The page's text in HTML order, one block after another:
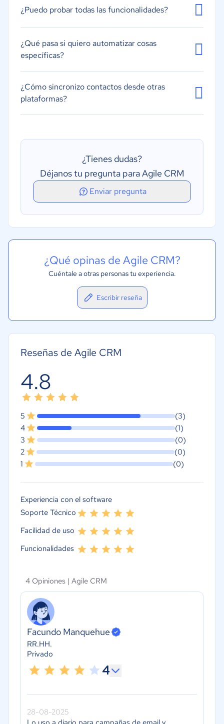
¿Puedo probar todas las funcionalidades?
¿Qué pasa si quiero automatizar cosas
específicas?
¿Cómo sincronizo contactos desde otras
plataformas?
¿Tienes dudas?
Déjanos tu pregunta para Agile CRM
Enviar pregunta
¿Qué opinas de Agile CRM?
Cuéntale a otras personas tu experiencia.
Escribir reseña
Reseñas de Agile CRM
4.8
5
(3)
4
(1)
3
(0)
2
(0)
1
(0)
Experiencia con el software
Soporte Técnico
Facilidad de uso
Funcionalidades
4 Opiniones | Agile CRM
Facundo Manquehue
RR.HH.
Privado
4
28-08-2025